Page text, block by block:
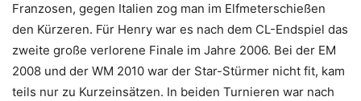
Franzosen, gegen Italien zog man im Elfmeterschießen
den Kürzeren. Für Henry war es nach dem CL-Endspiel das
zweite große verlorene Finale im Jahre 2006. Bei der EM
2008 und der WM 2010 war der Star-Stürmer nicht fit, kam
teils nur zu Kurzeinsätzen. In beiden Turnieren war nach